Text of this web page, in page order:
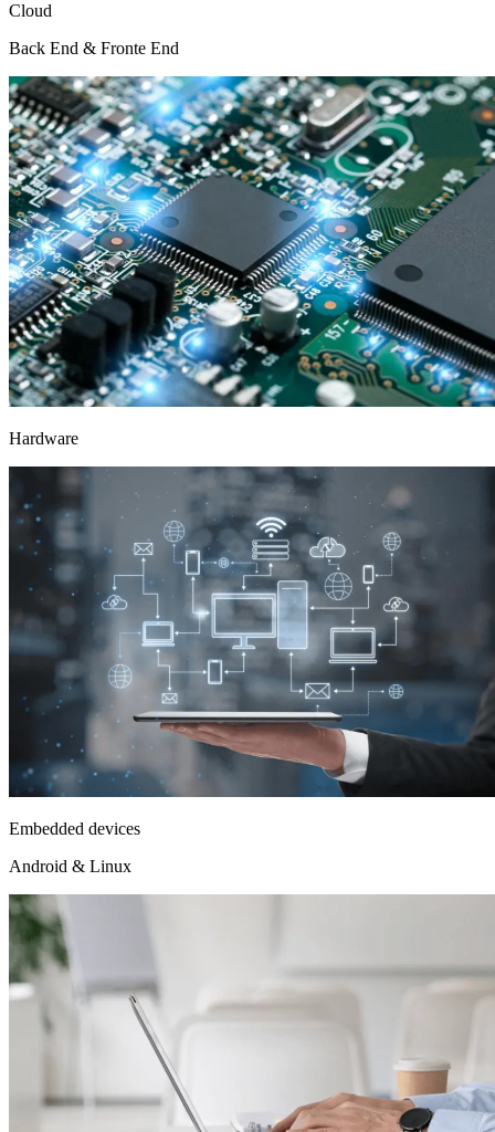
Cloud
Back End & Fronte End
Hardware
Embedded devices
Android & Linux